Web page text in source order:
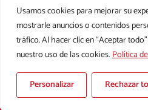
Usamos cookies para mejorar su
mostrarle anuncios o contenidos
tráfico. Al hacer clic en “Aceptar
nuestro uso de las cookies.Política
Personalizar Rechazar
F
a
c
e
b
o
o
k
T
w
i
t
t
e
r
Y
o
u
t
u
b
e
Copyright © 2025 Real Murcia.
Aviso legal Política de
Condiciones